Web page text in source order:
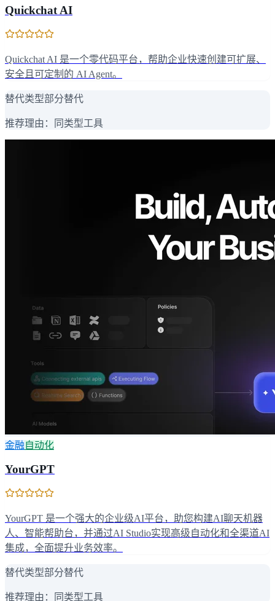
Quickchat AI
Quickchat AI 是一个零代码平台，帮助企业快速创建可扩展、
安全且可定制的 AI Agent。
替代类型部分替代
推荐理由： 同类型工具
金融自动化
YourGPT
YourGPT 是一个强大的企业级AI平台，助您构建AI聊天机器
人、智能帮助台，并通过AI Studio实现高级自动化和全渠道AI
集成，全面提升业务效率。
替代类型部分替代
推荐理由： 同类型工具